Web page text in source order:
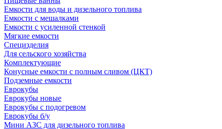
Емкости для воды и дизельного топлива
Емкости с мешалками
Емкости с усиленной стенкой
Мягкие емкости
Специзделия
Для сельского хозяйства
Комплектующие
Конусные емкости с полным сливом (ЦКТ)
Подземные емкости
Еврокубы
Еврокубы новые
Еврокубы с подогревом
Еврокубы б/у
Мини АЗС для дизельного топлива